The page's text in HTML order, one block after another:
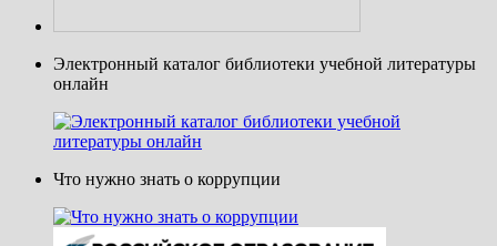
Электронный каталог библиотеки учебной литературы
онлайн
Что нужно знать о коррупции